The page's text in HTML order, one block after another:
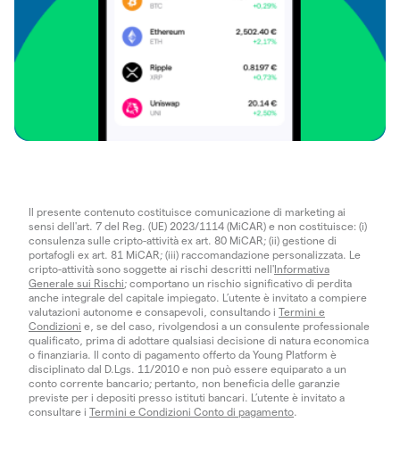
Il presente contenuto costituisce comunicazione di marketing ai
sensi dell'art. 7 del Reg. (UE) 2023/1114 (MiCAR) e non costituisce: (i)
consulenza sulle cripto-attività ex art. 80 MiCAR; (ii) gestione di
portafogli ex art. 81 MiCAR; (iii) raccomandazione personalizzata. Le
cripto-attività sono soggette ai rischi descritti nell'Informativa
Generale sui Rischi; comportano un rischio significativo di perdita
anche integrale del capitale impiegato. L’utente è invitato a compiere
valutazioni autonome e consapevoli, consultando i Termini e
Condizioni e, se del caso, rivolgendosi a un consulente professionale
qualificato, prima di adottare qualsiasi decisione di natura economica
o finanziaria. Il conto di pagamento offerto da Young Platform è
disciplinato dal D.Lgs. 11/2010 e non può essere equiparato a un
conto corrente bancario; pertanto, non beneficia delle garanzie
previste per i depositi presso istituti bancari. L’utente è invitato a
consultare i Termini e Condizioni Conto di pagamento